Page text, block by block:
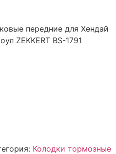
передние для Хендай
ZEKKERT BS-1791
Колодки тормозные